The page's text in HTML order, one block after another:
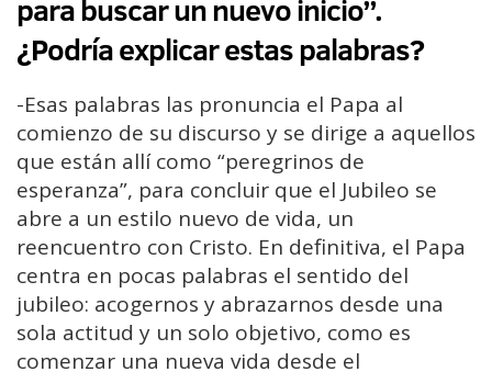
para buscar un nuevo inicio”.
¿Podría explicar estas palabras?
-Esas palabras las pronuncia el Papa al
comienzo de su discurso y se dirige a aquellos
que están allí como “peregrinos de
esperanza”, para concluir que el Jubileo se
abre a un estilo nuevo de vida, un
reencuentro con Cristo. En definitiva, el Papa
centra en pocas palabras el sentido del
jubileo: acogernos y abrazarnos desde una
sola actitud y un solo objetivo, como es
comenzar una nueva vida desde el